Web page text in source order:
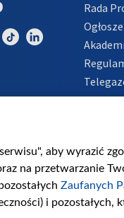
Rada
aby wyrazić
na przetwarzanie
Zaufanych
i